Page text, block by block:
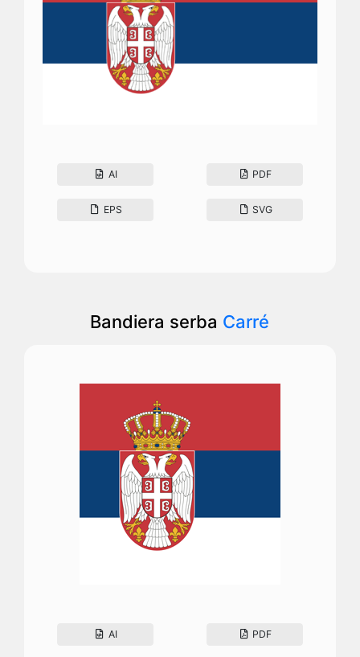
AI PDF
EPS SVG
Bandiera serba Carré
AI PDF